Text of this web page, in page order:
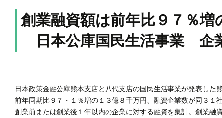
創業融資額は前年比９７％増
日本公庫国民生活事業 企
日本政策金融公庫熊本支店と八代支店の国民生活事業が発表し
前年同期比９７・１％増の１３億８千万円、融資企業数が同３１
創業前または創業後１年以内の企業に対する融資を集計。創業